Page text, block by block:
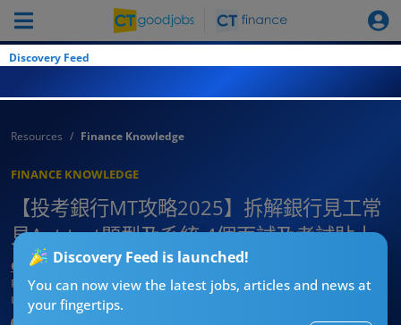
Discovery Feed
Discovery Feed is launched!
You can now view the latest jobs, articles and news at
your fingertips.
Resources Finance Knowledge
FINANCE KNOWLEDGE
【投考銀行MT攻略2025】拆解銀行見工常
見Apt test題型及系統 4個面試及考試貼士
CTgoodjobs’ Editor
Published: 2025-08-14 09:30
Updated:2025-08-14 09:30